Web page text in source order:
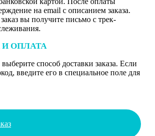
на email с описанием заказа.
вы получите письмо с трек-
И ОПЛАТА
способ доставки заказа. Если
введите его в специальное поле для